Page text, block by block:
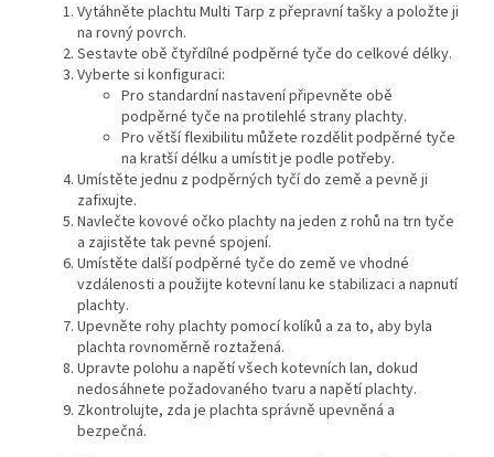
Vytáhněte plachtu Multi Tarp z přepravní tašky a položte ji
na rovný povrch.
Sestavte obě čtyřdílné podpěrné tyče do celkové délky.
Vyberte si konfiguraci:
Pro standardní nastavení připevněte obě
podpěrné tyče na protilehlé strany plachty.
Pro větší flexibilitu můžete rozdělit podpěrné tyče
na kratší délku a umístit je podle potřeby.
Umístěte jednu z podpěrných tyčí do země a pevně ji
zafixujte.
Navlečte kovové očko plachty na jeden z rohů na trn tyče
a zajistěte tak pevné spojení.
Umístěte další podpěrné tyče do země ve vhodné
vzdálenosti a použijte kotevní lanu ke stabilizaci a napnutí
plachty.
Upevněte rohy plachty pomocí kolíků a za to, aby byla
plachta rovnoměrně roztažená.
Upravte polohu a napětí všech kotevních lan, dokud
nedosáhnete požadovaného tvaru a napětí plachty.
Zkontrolujte, zda je plachta správně upevněná a
bezpečná.